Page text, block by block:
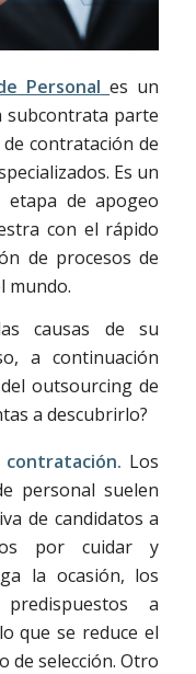
Personal es un
subcontrata parte
contratación de
Es un
de apogeo
con el rápido
de procesos de
mundo.
causas de su
a continuación
outsourcing de
a descubrirlo?
Los
personal suelen
de candidatos a
por cuidar y
la ocasión, los
a
que se reduce el
de selección. Otro